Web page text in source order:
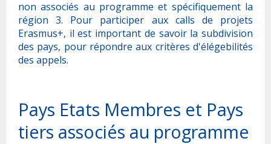
non associés au programme et spécifiquement la
région 3. Pour participer aux calls de projets
Erasmus+, il est important de savoir la subdivision
des pays, pour répondre aux critères d'élégebilités
des appels.
Pays Etats Membres et Pays
tiers associés au programme